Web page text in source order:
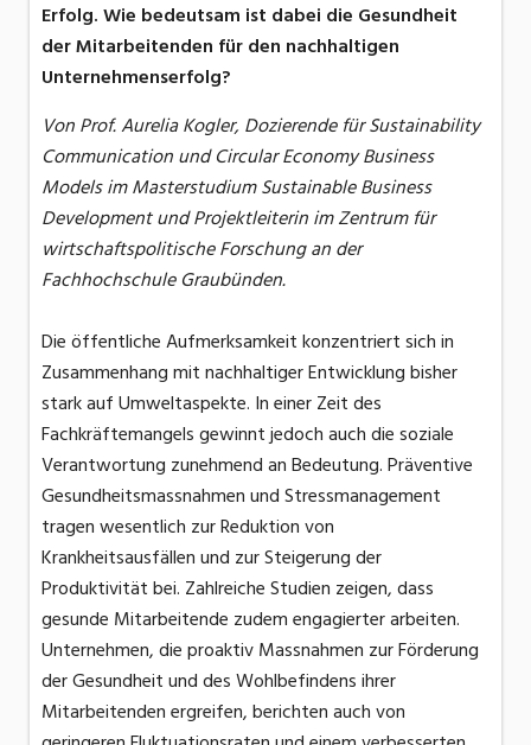
Erfolg. Wie bedeutsam ist dabei die Gesundheit
der Mitarbeitenden für den nachhaltigen
Unternehmenserfolg?
Von Prof. Aurelia Kogler, Dozierende für Sustainability
Communication und Circular Economy Business
Models im Masterstudium Sustainable Business
Development und Projektleiterin im Zentrum für
wirtschaftspolitische Forschung an der
Fachhochschule Graubünden.
Die öffentliche Aufmerksamkeit konzentriert sich in
Zusammenhang mit nachhaltiger Entwicklung bisher
stark auf Umweltaspekte. In einer Zeit des
Fachkräftemangels gewinnt jedoch auch die soziale
Verantwortung zunehmend an Bedeutung. Präventive
Gesundheitsmassnahmen und Stressmanagement
tragen wesentlich zur Reduktion von
Krankheitsausfällen und zur Steigerung der
Produktivität bei. Zahlreiche Studien zeigen, dass
gesunde Mitarbeitende zudem engagierter arbeiten.
Unternehmen, die proaktiv Massnahmen zur Förderung
der Gesundheit und des Wohlbefindens ihrer
Mitarbeitenden ergreifen, berichten auch von